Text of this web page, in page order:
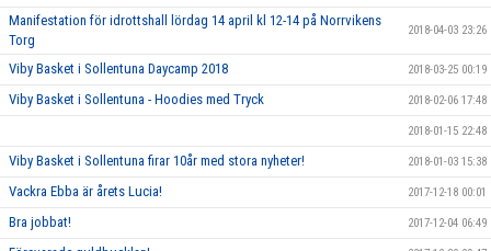
Manifestation för idrottshall lördag 14 april kl 12-14 på Norrvikens
Torg
2018-04-03 23:26
Viby Basket i Sollentuna Daycamp 2018 2018-03-25 00:19
Viby Basket i Sollentuna - Hoodies med Tryck 2018-02-06 17:48
2018-01-15 22:48
Viby Basket i Sollentuna firar 10år med stora nyheter! 2018-01-03 15:38
Vackra Ebba är årets Lucia! 2017-12-18 00:01
Bra jobbat! 2017-12-04 06:49